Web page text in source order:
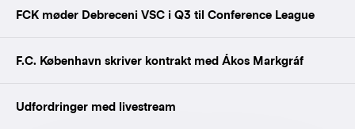
FCK møder Debreceni VSC i Q3 til Conference League
F.C. København skriver kontrakt med Ákos Markgráf
Udfordringer med livestream